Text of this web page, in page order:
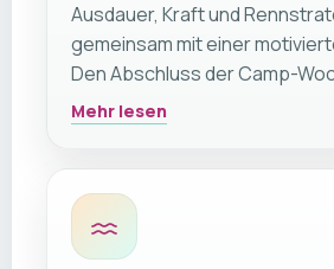
Ausdauer, Kraft und
gemeinsam mit einer
Den Abschluss der Camp-
HYROX-Simulation am Freitag
Mehr lesen